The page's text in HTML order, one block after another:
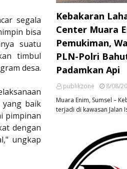
segala
bisa
suatu
timbul
desa.
yang baik
pimpinan
dengan
ungkap
Kebakaran
Center Muara
Pemukiman,
PLN-Polri
Padamkan Api
publikzone
8/08/
Muara Enim, Sumsel –
terjadi di kawasan Jalan